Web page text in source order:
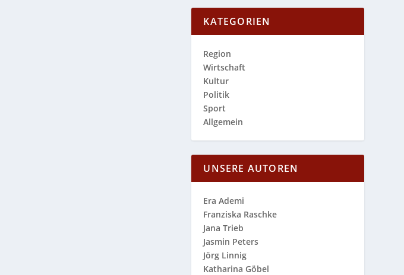
KATEGORIEN
Region
Wirtschaft
Kultur
Politik
Sport
Allgemein
UNSERE AUTOREN
Era Ademi
Franziska Raschke
Jana Trieb
Jasmin Peters
Jörg Linnig
Katharina Göbel